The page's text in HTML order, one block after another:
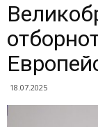
18.07.2025